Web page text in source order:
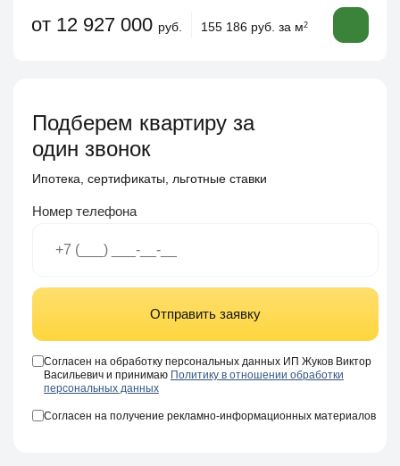
от 12 927 000 руб. 155 186 руб. за м2
Подберем квартиру за
один звонок
Ипотека, сертификаты, льготные ставки
Номер телефона
Отправить заявку
Согласен на обработку персональных данных ИП Жуков Виктор
Васильевич и принимаю Политику в отношении обработки
персональных данных
Согласен на получение рекламно-информационных материалов